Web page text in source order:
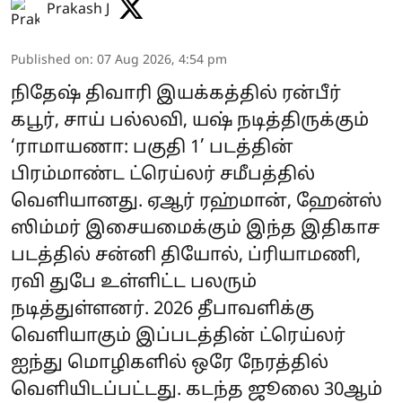
Prakash J
Published on: 07 Aug 2026, 4:54 pm
நிதேஷ் திவாரி இயக்கத்தில் ரன்பீர்
கபூர், சாய் பல்லவி, யஷ் நடித்திருக்கும்
‘ராமாயணா: பகுதி 1’ படத்தின்
பிரம்மாண்ட ட்ரெய்லர் சமீபத்தில்
வெளியானது. ஏஆர் ரஹ்மான், ஹேன்ஸ்
ஸிம்மர் இசையமைக்கும் இந்த இதிகாச
படத்தில் சன்னி தியோல், ப்ரியாமணி,
ரவி துபே உள்ளிட்ட பலரும்
நடித்துள்ளனர். 2026 தீபாவளிக்கு
வெளியாகும் இப்படத்தின் ட்ரெய்லர்
ஐந்து மொழிகளில் ஒரே நேரத்தில்
வெளியிடப்பட்டது. கடந்த ஜூலை 30ஆம்